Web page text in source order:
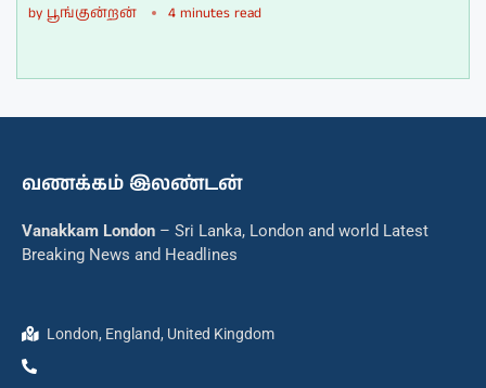
by பூங்குன்றன் 4 minutes read
வணக்கம் இலண்டன்
Vanakkam London – Sri Lanka, London and world Latest
Breaking News and Headlines
London, England, United Kingdom